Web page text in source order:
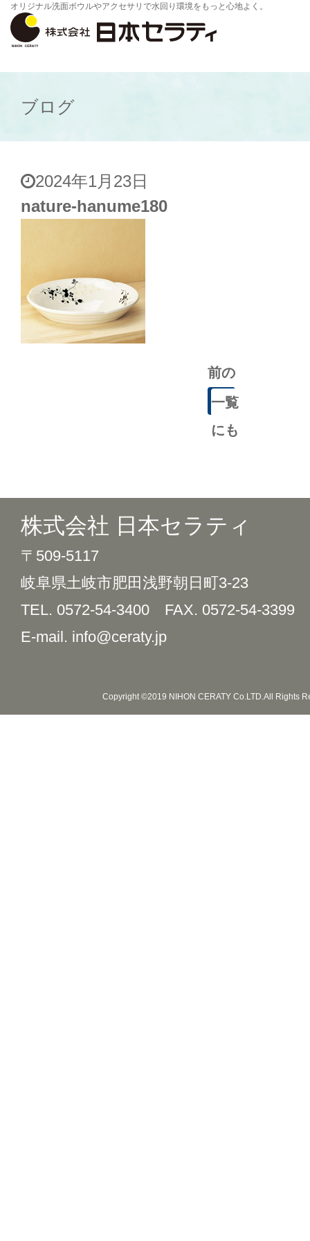
オリジナル洗面ボウルやアクセサリで水回り環境をもっと心地よく。
ブログ
2024年1月23日
nature-hanume180
前の
記事
一覧
にも
株式会社 日本セラティ
〒509-5117
岐阜県土岐市肥田浅野朝日町3-23
TEL. 0572-54-3400 FAX. 0572-54-3399
E-mail. info@ceraty.jp
Copyright ©2019 NIHON CERATY Co.LTD.All Rights